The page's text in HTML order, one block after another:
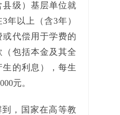
县级）基层单位就
年以上（含3年）
或代偿用于学费的
（包括本金及其全
的利息），每生
元。
，国家在高等教